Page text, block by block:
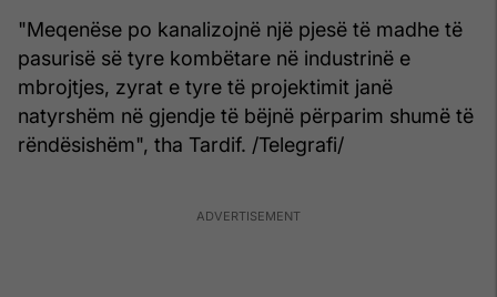
"Meqenëse po kanalizojnë një pjesë të madhe të
pasurisë së tyre kombëtare në industrinë e
mbrojtjes, zyrat e tyre të projektimit janë
natyrshëm në gjendje të bëjnë përparim shumë të
rëndësishëm", tha Tardif. /Telegrafi/